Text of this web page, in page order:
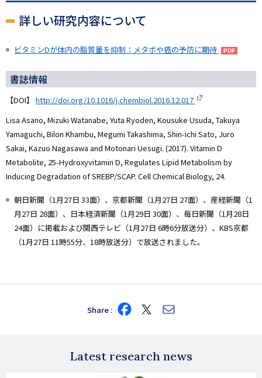
詳しい研究内容について
ビタミンDが体内の脂質量を抑制：メタボや癌の予防に期待
書誌情報
【DOI】 http://doi.org/10.1016/j.chembiol.2016.12.017
Lisa Asano, Mizuki Watanabe, Yuta Ryoden, Kousuke Usuda, Takuya
Yamaguchi, Bilon Khambu, Megumi Takashima, Shin-ichi Sato, Juro
Sakai, Kazuo Nagasawa and Motonari Uesugi. (2017). Vitamin D
Metabolite, 25-Hydroxyvitamin D, Regulates Lipid Metabolism by
Inducing Degradation of SREBP/SCAP. Cell Chemical Biology, 24.
朝日新聞（1月27日 33面）、京都新聞（1月27日 27面）、産経新聞（1
月27日 28面）、日本経済新聞（1月29日 30面）、毎日新聞（1月28日
24面）に掲載および関西テレビ（1月27日 6時6分放送分）、KBS京都
（1月27日 11時55分、18時放送分）で放送されました。
Share Share
on
Share
on
Share
via
Latest research news